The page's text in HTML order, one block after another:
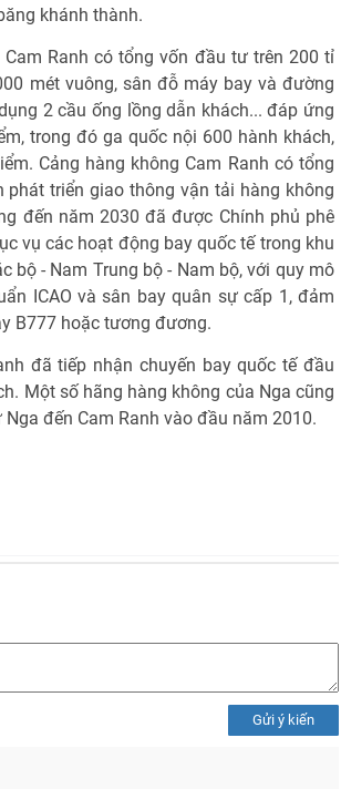
khánh thành.
Ranh có tổng vốn đầu tư trên 200 tỉ
mét vuông, sân đỗ máy bay và đường
2 cầu ống lồng dẫn khách... đáp ứng
trong đó ga quốc nội 600 hành khách,
Cảng hàng không Cam Ranh có tổng
triển giao thông vận tải hàng không
đến năm 2030 đã được Chính phủ phê
vụ các hoạt động bay quốc tế trong khu
bộ - Nam Trung bộ - Nam bộ, với quy mô
ICAO và sân bay quân sự cấp 1, đảm
B777 hoặc tương đương.
đã tiếp nhận chuyến bay quốc tế đầu
Một số hãng hàng không của Nga cũng
đến Cam Ranh vào đầu năm 2010.
Gửi ý kiến